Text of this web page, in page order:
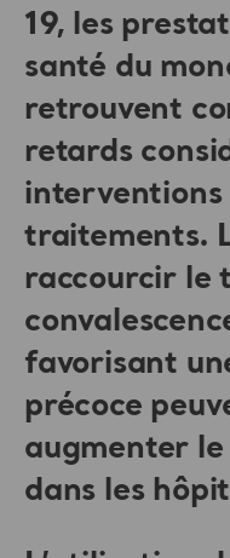
19, les
santé du
retrouvent
retards
interventions
traitements.
raccourcir le
favorisant
précoce
augmenter
dans les